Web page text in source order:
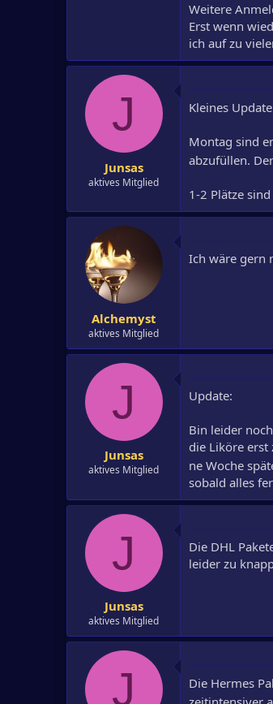
Weitere
Erst wenn
ich auf zu
J
Junsas
aktives Mitglied
Kleines
Montag sind
abzufüllen.
1-2 Plätze
Alchemyst
aktives Mitglied
Ich wäre gern
J
Junsas
aktives Mitglied
Update:
Bin leider
die Liköre erst
ne Woche
sobald alles
J
Junsas
aktives Mitglied
Die DHL
leider zu
J
Die Hermes